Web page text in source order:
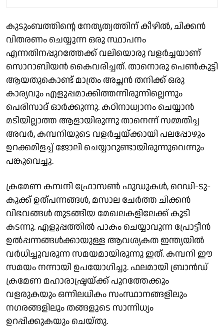
കുടുംബത്തിന്റെ നേതൃത്വത്തിന് കീഴിൽ, ചിക്കൻ
വിതരണം ചെയ്യുന്ന ഒരു സ്ഥാപനം
എന്നതിനപ്പുറത്തേക്ക് വലിയൊരു വളർച്ചയാണ്
സൊറാബിയൻ കൈവരിച്ചത്. താനൊരു പെൺകുട്ടി
ആയതുകൊണ്ട് മാത്രം അച്ഛൻ തനിക്ക് ഒരു
കാര്യവും എളുപ്പമാക്കിത്തന്നിരുന്നില്ലെന്നും
പെരിസാദ് ഓർക്കുന്നു. കഠിനാധ്വാനം ചെയ്യാൻ
മടിയില്ലാത്ത ആളായിരുന്നു താനെന്ന് സമ്മതിച്ച
അവർ, കമ്പനിയുടെ വളർച്ചയ്ക്കായി പലപ്പോഴും
ഉറക്കമിളച്ച് ജോലി ചെയ്യാറുണ്ടായിരുന്നുവെന്നും
പങ്കുവെച്ചു.
ക്രമേണ കമ്പനി ഫ്രോസൺ ഫുഡുകൾ, റെഡി-ടു-
കുക്ക് ഉത്പന്നങ്ങൾ, മസാല ചേർത്ത ചിക്കൻ
വിഭവങ്ങൾ തുടങ്ങിയ മേഖലകളിലേക്ക് കൂടി
കടന്നു. എളുപ്പത്തിൽ പാകം ചെയ്യാവുന്ന പ്രോട്ടീൻ
ഉൽപ്പന്നങ്ങൾക്കായുള്ള ആവശ്യകത ഇന്ത്യയിൽ
വർധിച്ചുവരുന്ന സമയമായിരുന്നു ഇത്. കമ്പനി ഈ
സമയം നന്നായി ഉപയോഗിച്ചു. ഫലമായി ബ്രാൻഡ്
ക്രമേണ മഹാരാഷ്ട്രയ്ക്ക് പുറത്തേക്കും
വളരുകയും ഒന്നിലധികം സംസ്ഥാനങ്ങളിലും
നഗരങ്ങളിലും തങ്ങളുടെ സാന്നിധ്യം
ഉറപ്പിക്കുകയും ചെയ്തു.